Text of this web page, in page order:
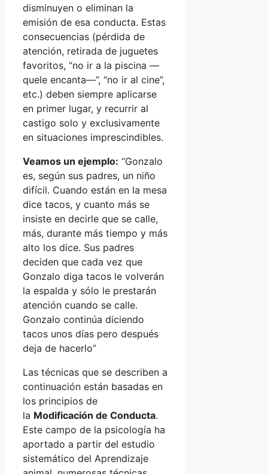
disminuyen o eliminan la
emisión de esa conducta. Estas
consecuencias (pérdida de
atención, retirada de juguetes
favoritos, “no ir a la piscina —
quele encanta—”, “no ir al cine”,
etc.) deben siempre aplicarse
en primer lugar, y recurrir al
castigo solo y exclusivamente
en situaciones imprescindibles.
Veamos un ejemplo: “Gonzalo
es, según sus padres, un niño
difícil. Cuando están en la mesa
dice tacos, y cuanto más se
insiste en decirle que se calle,
más, durante más tiempo y más
alto los dice. Sus padres
deciden que cada vez que
Gonzalo diga tacos le volverán
la espalda y sólo le prestarán
atención cuando se calle.
Gonzalo continúa diciendo
tacos unos días pero después
deja de hacerlo”
Las técnicas que se describen a
continuación están basadas en
los principios de
la Modificación de Conducta.
Este campo de la psicología ha
aportado a partir del estudio
sistemático del Aprendizaje